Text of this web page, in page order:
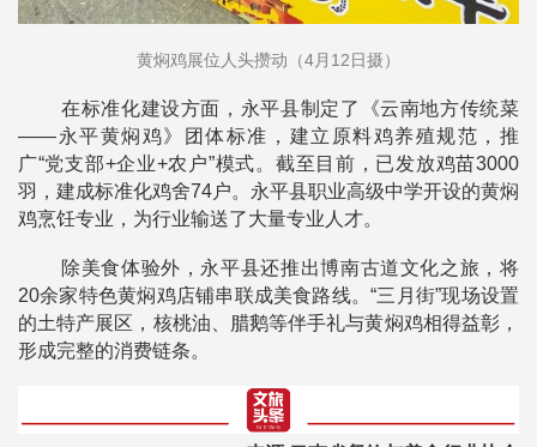
黄焖鸡展位人头攒动（4月12日摄）
在标准化建设方面，永平县制定了《云南地方传统菜
——永平黄焖鸡》团体标准，建立原料鸡养殖规范，推
广“党支部+企业+农户”模式。截至目前，已发放鸡苗3000
羽，建成标准化鸡舍74户。永平县职业高级中学开设的黄焖
鸡烹饪专业，为行业输送了大量专业人才。
除美食体验外，永平县还推出博南古道文化之旅，将
20余家特色黄焖鸡店铺串联成美食路线。“三月街”现场设置
的土特产展区，核桃油、腊鹅等伴手礼与黄焖鸡相得益彰，
形成完整的消费链条。